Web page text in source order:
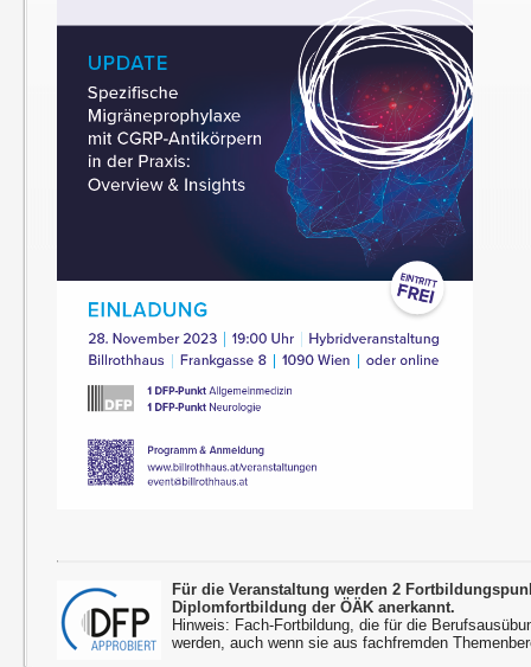
Für die Veranstaltung werden 2
Diplomfortbildung der ÖÄK anerkannt.
Hinweis: Fach-Fortbildung, die für die
werden, auch wenn sie aus fachfremden